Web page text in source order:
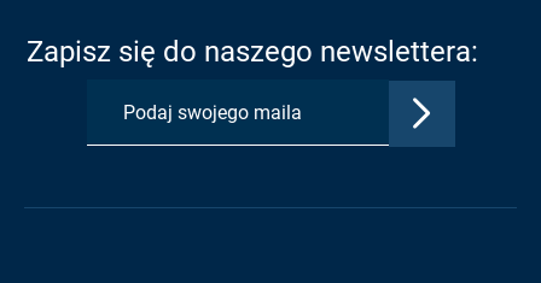
nowej
Urzędu
nowej
Profil
Urzędu
nowej
karcie:
Kanał
Zapisz się do naszego newslettera: